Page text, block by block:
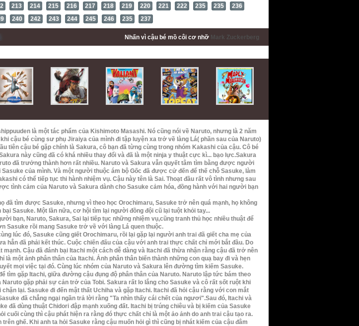
213 214 215 216 217 218 219 220 221 222 235 235
236
240 242 243 244 245 246 235 237
Nhấn vì cậu bé mồ côi cơ nhỡ Mark Zuckerberg
là một tác phẩm của Kishimoto Masashi. Nó cũng nói về Naruto, nhưng là 2 năm
cậu bé cùng sư phụ Jiraiya của mình đi tập luyện xa trở về làng Lá( phần sau của Naruto)
tiên cậu bé gặp chính là Sakura, cô bạn đã từng cùng trong nhóm Kakashi của cậu. Cô bé
này cũng đã có khá nhiều thay đổi và đã là một ninja y thuật cực kì... bạo lực.Sakura
đã trưởng thành hơn rất nhiều. Naruto và Sakura vẫn quyết tâm tìm bằng được người
Sasuke của mình. Và một người thuộc ám bộ Gốc đã được cử đến để thế chỗ Sasuke, làm
có thể tiếp tục thi hành nhiệm vụ. Cậu này tên là Sai. Thoạt đầu rất vô tình nhưng sau
tình cảm của Naruto và Sakura dành cho Sasuke cảm hóa, đồng hành với hai người bạn
đã tìm được Sasuke, nhưng vì theo học Orochimaru, Sasuke trở nên quá mạnh, họ không
bại Sasuke. Một lần nữa, cơ hội tìm lại người đồng đội cũ lại tuột khỏi tay...
bạn, Naruto, Sakura, Sai lại tiếp tục những nhiệm vụ,cũng tranh thủ học nhiều thuật để
Sasuke rồi mang Sasuke trở về với làng Lá quen thuộc.
lúc đó, Sasuke cũng giết Orochimaru, rồi lại gặp lại người anh trai đã giết cha mẹ của
hẳn đã phải kết thúc. Cuộc chiến đấu của cậu với anh trai thực chất chỉ mới bắt đầu. Do
Cậu đã đánh bại Itachi một cách dễ dàng và Itachi đã thừa nhận rằng cậu đã trở nên
là một ảnh phân thân của Itachi. Ảnh phân thân biến thành những con quạ bay đi và hẹn
mọi việc tại đó. Cùng lúc nhóm của Naruto và Sakura lên đường tìm kiếm Sasuke.
tìm gặp Itachi, giữa đường cậu đụng độ phân thân của Naruto. Naruto lập tức bám theo
gặp phải sự cản trở của Tobi. Sakura rất lo lắng cho Sasuke và cô rất sốt ruột khi
lại. Sasuke đi đến mật thất Uchiha và gặp Itachi. Itachi đã hỏi cậu rằng với con mắt
đã chẳng ngại ngần trả lời rằng "Ta nhìn thấy cái chết của ngươi".Sau đó, Itachi và
đã dùng thuật Chidori đập mạnh xuống đất. Itachi bị trúng chiêu và bị kiếm của Sasuke
cuối cùng thì cậu phát hiện ra rằng đó thực chất chỉ là một ảo ảnh do anh trai cậu tạo ra.
ghế. Khi anh ta hỏi Sasuke rằng cậu muốn hỏi gì thì cũng bị nhát kiếm của cậu đâm